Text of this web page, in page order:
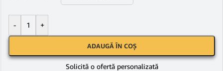
- +
ADAUGĂ ÎN COȘ
Solicită o ofertă personalizată